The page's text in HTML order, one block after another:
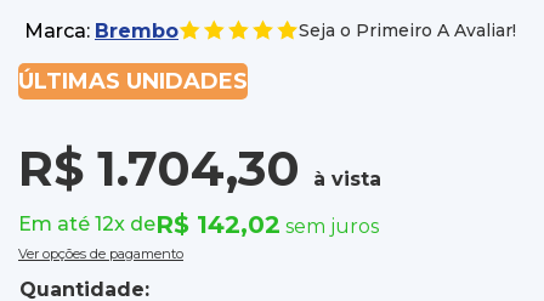
Marca: Brembo Seja o Primeiro A Avaliar!
ÚLTIMAS UNIDADES
R$ 1.704,30
à vista
Em até 12x deR$ 142,02 sem juros
Ver opções de pagamento
Quantidade: